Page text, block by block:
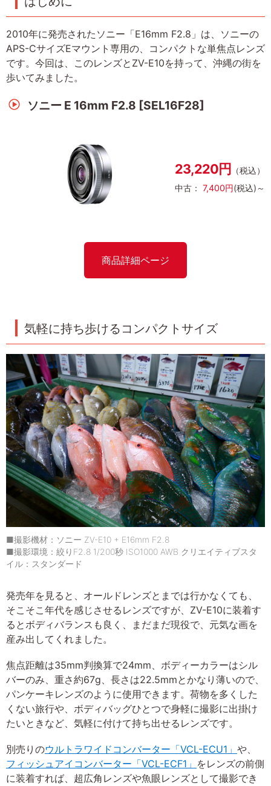
2010年に発売されたソニー「E16mm F2.8」は、ソニーの
APS-CサイズEマウント専用の、コンパクトな単焦点レンズ
です。今回は、このレンズとZV-E10を持って、沖縄の街を
歩いてみました。
ソニー E 16mm F2.8 [SEL16F28]
23,220円 （税込）
中古： 7,400円(税込)～
商品詳細ページ
気軽に持ち歩けるコンパクトサイズ
■撮影機材：ソニー ZV-E10 + E16mm F2.8
■撮影環境：絞りF2.8 1/200秒 ISO1000 AWB クリエイティブスタ
イル：スタンダード
発売年を見ると、オールドレンズとまでは行かなくても、
そこそこ年代を感じさせるレンズですが、ZV-E10に装着す
るとボディバランスも良く、まだまだ現役で、元気な画を
産み出してくれました。
焦点距離は35mm判換算で24mm、ボディーカラーはシル
バーのみ、重さ約67g、長さは22.5mmとかなり薄いので、
パンケーキレンズのように使用できます。荷物を多くした
くない旅行や、ボディバッグひとつで身軽に撮影に出掛け
たいときなど、気軽に付けて持ち出せるレンズです。
別売りのウルトラワイドコンバーター「VCL-ECU1」 や、
フィッシュアイコンバーター「VCL-ECF1」 をレンズの前側
に装着すれば、超広角レンズや魚眼レンズとして撮影でき